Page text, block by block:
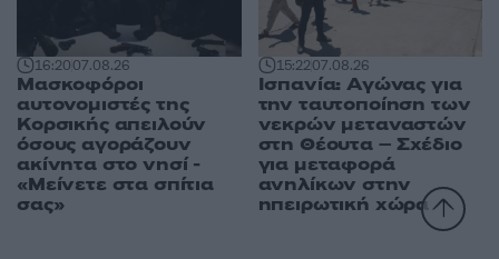
16:2007.08.26
Μασκοφόροι
αυτονομιστές της
Κορσικής απειλούν
όσους αγοράζουν
ακίνητα στο νησί -
«Μείνετε στα σπίτια
σας»
15:2207.08.26
Ισπανία: Αγώνας για
την ταυτοποίηση των
νεκρών μεταναστών
στη Θέουτα – Σχέδιο
για μεταφορά
ανηλίκων στην
ηπειρωτική χώρα